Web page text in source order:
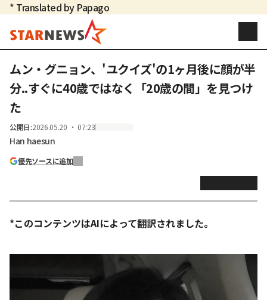
* Translated by Papago
ムン・グニョン、'ユクイズ'の1ヶ月後に顔が半
分..すぐに40歳ではなく「20歳の間」を見つけ
た
公開日:2026.05.20 ・ 07:23
Han haesun
優先ソースに追加
*このコンテンツはAIによって翻訳されました。